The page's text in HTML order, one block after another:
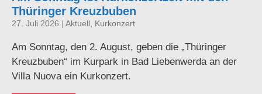
Thüringer Kreuzbuben
27. Juli 2026 | Aktuell Kurkonzert
Am Sonntag, den 2. August, geben die „Thüringer
Kreuzbuben“ im Kurpark in Bad Liebenwerda an der
Villa Nuova ein Kurkonzert.